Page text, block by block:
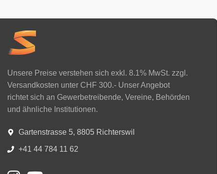
Unsere Preise verstehen sich exkl. 8.1% MwSt. zzgl.
Versandkosten unter CHF 300.- Unser Angebot
richtet sich an Gewerbetreibende, Vereine, Behörden
und ähnliche Institutionen.
Gartenstrasse 5, 8805 Richterswil
+41 44 784 11 62